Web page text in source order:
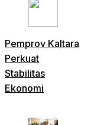
Pemprov Kaltara
Perkuat
Stabilitas
Ekonomi